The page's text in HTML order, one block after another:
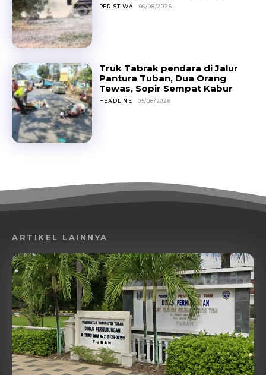
PERISTIWA 06/08/2026
Truk Tabrak pendara di Jalur
Pantura Tuban, Dua Orang
Tewas, Sopir Sempat Kabur
HEADLINE 05/08/2026
ARTIKEL LAINNYA